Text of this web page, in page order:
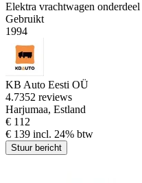
Elektra vrachtwagen onderdeel
Gebruikt
1994
KB Auto Eesti OÜ
4.7352 reviews
Harjumaa, Estland
€ 112
€ 139 incl. 24% btw
Stuur bericht